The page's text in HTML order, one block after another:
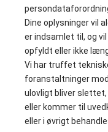
Dine oplysninger vil
er indsamlet til, og
opfyldt eller ikke
Vi har truffet
foranstaltninger
ulovligt bliver
eller kommer til
eller i øvrigt